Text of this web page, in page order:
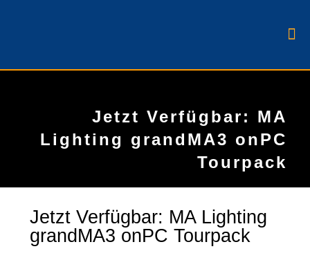
Jetzt Verfügbar: MA
Lighting grandMA3 onPC
Tourpack
Jetzt Verfügbar: MA Lighting
grandMA3 onPC Tourpack